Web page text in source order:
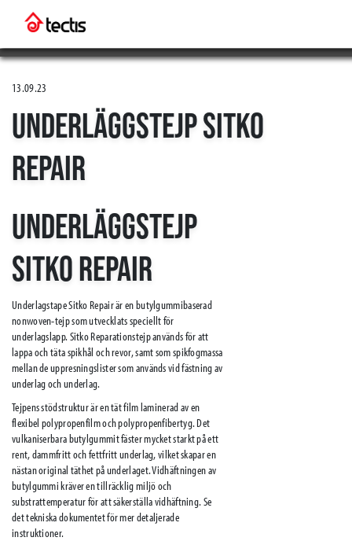
13.09.23
UNDERLÄGGSTEJP SITKO
REPAIR
UNDERLÄGGSTEJP
SITKO REPAIR
Underlagstape Sitko Repair är en butylgummibaserad
nonwoven-tejp som utvecklats speciellt för
underlagslapp. Sitko Reparationstejp används för att
lappa och täta spikhål och revor, samt som spikfogmassa
mellan de uppresningslister som används vid fästning av
underlag och underlag.
Tejpens stödstruktur är en tät film laminerad av en
flexibel polypropenfilm och polypropenfibertyg. Det
vulkaniserbara butylgummit fäster mycket starkt på ett
rent, dammfritt och fettfritt underlag, vilket skapar en
nästan original täthet på underlaget. Vidhäftningen av
butylgummi kräver en tillräcklig miljö och
substrattemperatur för att säkerställa vidhäftning. Se
det tekniska dokumentet för mer detaljerade
instruktioner.